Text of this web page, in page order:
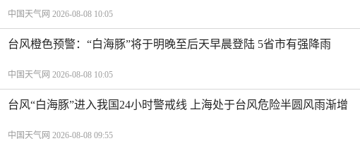
中国天气网 2026-08-08 10:05
台风橙色预警：“白海豚”将于明晚至后天早晨登陆 5省市有强降雨
中国天气网 2026-08-08 10:05
台风“白海豚”进入我国24小时警戒线 上海处于台风危险半圆风雨渐增
中国天气网 2026-08-08 09:55